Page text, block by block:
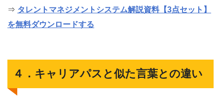
⇒ タレントマネジメントシステム解説資料【3点セット】
を無料ダウンロードする
４．キャリアパスと似た言葉との違い